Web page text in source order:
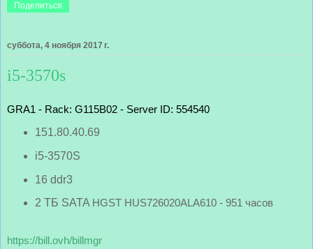
Поделиться
суббота, 4 ноября 2017 г.
i5-3570s
GRA1 - Rack: G115B02 - Server ID: 554540
151.80.40.69
i5-3570S
16 ddr3
2 ТБ SATA HGST HUS726020ALA610 - 951 часов
https://bill.ovh/billmgr